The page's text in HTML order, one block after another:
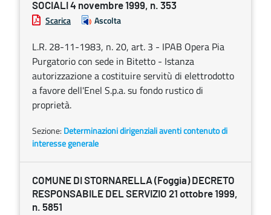
SOCIALI 4 novembre 1999, n. 353
Scarica Ascolta
L.R. 28-11-1983, n. 20, art. 3 - IPAB Opera Pia
Purgatorio con sede in Bitetto - Istanza
autorizzazione a costituire servitù di elettrodotto
a favore dell'Enel S.p.a. su fondo rustico di
proprietà.
Sezione: Determinazioni dirigenziali aventi contenuto di
interesse generale
COMUNE DI STORNARELLA (Foggia) DECRETO
RESPONSABILE DEL SERVIZIO 21 ottobre 1999,
n. 5851